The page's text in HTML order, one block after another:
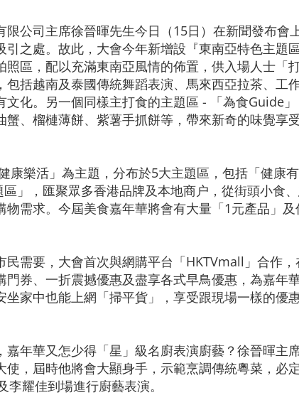
限公司主席徐晉暉先生今日（15日）在新聞發布
之處。故此，大會今年新增設『東南亞特色主題
照區，配以充滿東南亞風情的佈置，供入場人士「
包括越南及泰國傳統舞蹈表演、馬來西亞拉茶、工
文化。另一個同樣主打食的主題區 - 「為食Guide
、榴槤薄餅、紫薯手抓餅等，帶來新奇的味覺享受
康樂活」為主題，分布於5大主題區，包括「健康
」，匯聚眾多香港品牌及本地商户，從街頭小食
物需求。今屆美食嘉年華將會有大量「1元產品」
民需要，大會首次與網購平台「HKTVmall」合作
門券、一折震撼優惠及盡享各式早鳥優惠，為嘉
家中也能上網「掃平貨」，享受跟現場一樣的優惠
年華又怎少得「星」級名廚表演廚藝？徐晉暉主
使，屆時他將會大顯身手，示範烹調傳統粵菜，
耀佳到場進行廚藝表演。